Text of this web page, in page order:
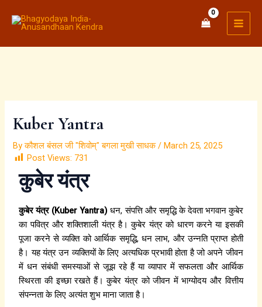
Kuber Yantra
Byकौशल बंसल जी "शिवोम्" बगला मुखी साधक/March 25, 2025
Post Views: 731
कुबेर यंत्र
कुबेर यंत्र (Kuber Yantra)धन, संपत्ति और समृद्धि के देवता भगवान कुबेर
का पवित्र और शक्तिशाली यंत्र है। कुबेर यंत्र को धारण करने या इसकी
पूजा करने से व्यक्ति को आर्थिक समृद्धि, धन लाभ, और उन्नति प्राप्त होती
है। यह यंत्र उन व्यक्तियों के लिए अत्यधिक प्रभावी होता है जो अपने जीवन
में धन संबंधी समस्याओं से जूझ रहे हैं या व्यापार में सफलता और आर्थिक
स्थिरता की इच्छा रखते हैं। कुबेर यंत्र को जीवन में भाग्योदय और वित्तीय
संपन्नता के लिए अत्यंत शुभ माना जाता है।
ऋ
षि
s
h
k
h
ना
म
ऋ
षि
के
श
कै
से
जो
सो
व
,
जो
वो
पा
व
त
है